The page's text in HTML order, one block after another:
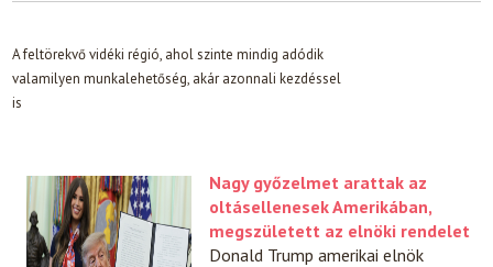
A feltörekvő vidéki régió, ahol szinte mindig adódik
valamilyen munkalehetőség, akár azonnali kezdéssel
is
Nagy győzelmet arattak az
oltásellenesek Amerikában,
megszületett az elnöki rendelet
Donald Trump amerikai elnök